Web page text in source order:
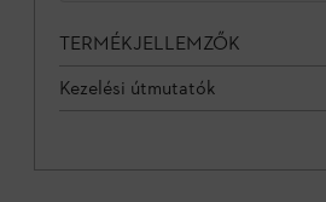
TERMÉKJELLEMZŐK
Kezelési útmutatók